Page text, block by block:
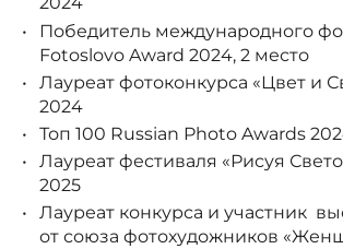
Победитель международного
Fotoslovo Award 2024, 2 место
Лауреат фотоконкурса «Цвет и
2024
Топ 100 Russian Photo Awards
Лауреат фестиваля «Рисуя
2025
Лауреат конкурса и участник
от союза фотохудожников